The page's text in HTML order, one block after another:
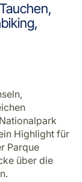
Highlight für
Parque
über die